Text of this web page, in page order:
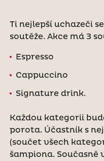
Ti nejlepší uchazeči
soutěže. Akce má 3
Espresso
Cappuccino
Signature drink.
Každou kategorii
porota. Účastník s
(součet všech
šampiona. Současně